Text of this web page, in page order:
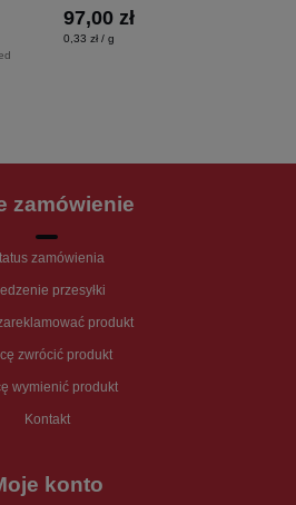
97,00 zł
0,33 zł / g
zamówienie
zamówienia
przesyłki
produkt
zwrócić produkt
wymienić produkt
Kontakt
konto